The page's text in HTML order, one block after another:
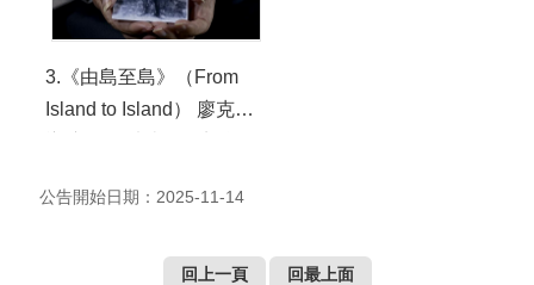
3.《由島至島》（From
Island to Island） 廖克發
Production
公告開始日期：2025-11-14
回上一頁 回最上面